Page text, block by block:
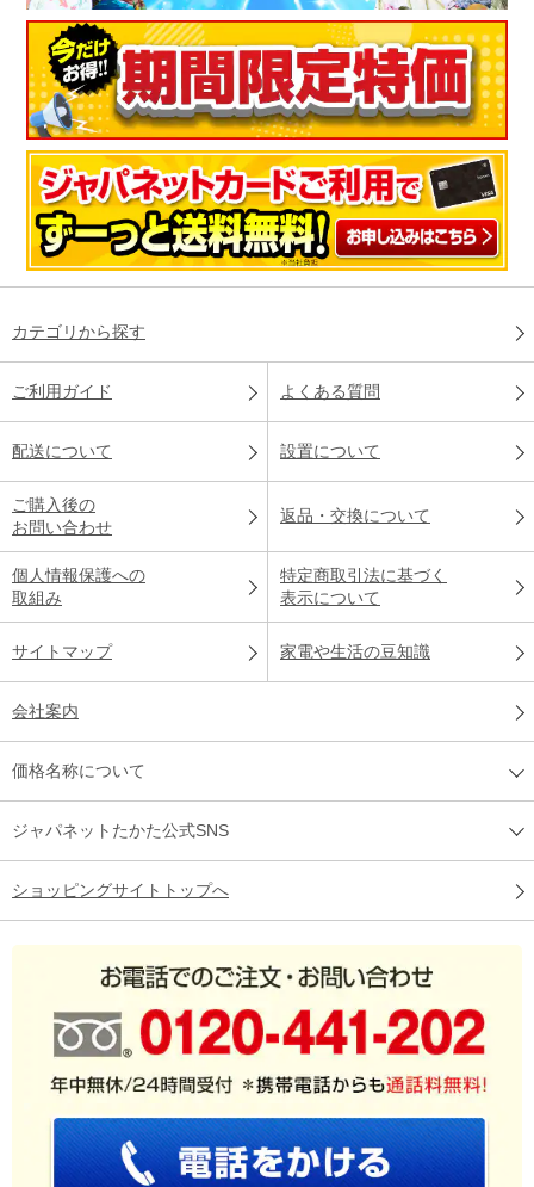
カテゴリから探す
ご利用ガイド よくある質問
配送について 設置について
ご購入後の
お問い合わせ
返品・交換について
個人情報保護への
取組み
特定商取引法に基づく
表示について
サイトマップ 家電や生活の豆知識
会社案内
価格名称について
ジャパネットたかた公式SNS
ショッピングサイトトップへ